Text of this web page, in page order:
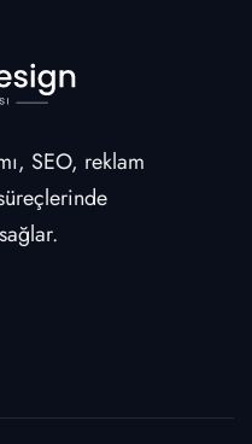
SEO, reklam